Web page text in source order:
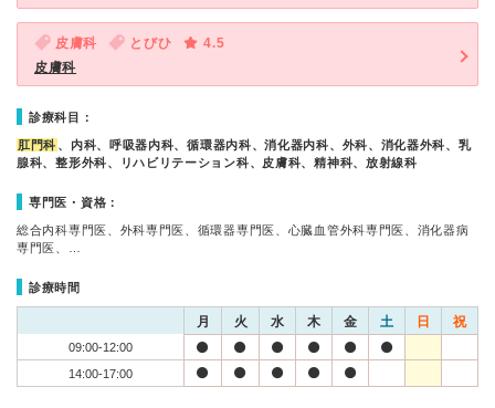
皮膚科 とびひ
4.5
皮膚科
診療科目：
肛門科 、内科、呼吸器内科、循環器内科、消化器内科、外科、消化器外科、乳
腺科、整形外科、リハビリテーション科、皮膚科、精神科、放射線科
専門医・資格：
総合内科専門医、外科専門医、循環器専門医、心臓血管外科専門医、消化器病
専門医、…
診療時間
月 火 水 木 金 土 日 祝
09:00-12:00
14:00-17:00